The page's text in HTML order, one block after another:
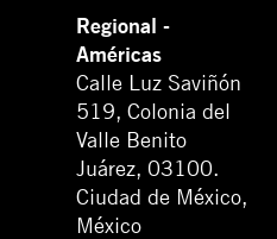
Regional -
Américas
Calle Luz Saviñón
519, Colonia del
Valle Benito
Juárez, 03100.
Ciudad de México,
México